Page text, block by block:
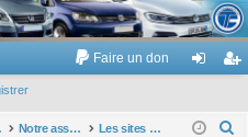
du Volkswagen Touran
Faire un don
ne nr
:) Notre association Les sites et activités des Adhérents de l'association TouranPassion